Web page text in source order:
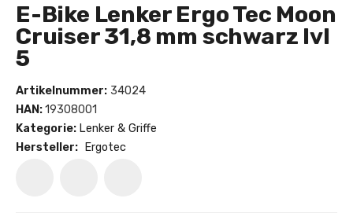
E-Bike Lenker Ergo Tec Moon
Cruiser 31,8 mm schwarz lvl
5
Artikelnummer: 34024
HAN:19308001
Kategorie: Lenker & Griffe
Hersteller:
Ergotec